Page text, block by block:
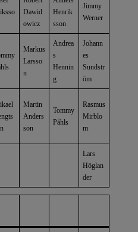
Dawid
owicz
Henrik
sson
Jimmy
Werner
Markus
Larsso
n
Andrea
s
Hennin
g
Johann
es
Sundstr
öm
Martin
Anders
son
Tommy
Påhls
Rasmus
Mirblo
m
Lars
Höglan
der